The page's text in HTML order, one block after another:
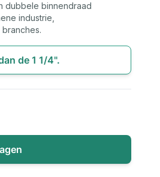
dubbele binnendraad
industrie,
de 1 1/4".